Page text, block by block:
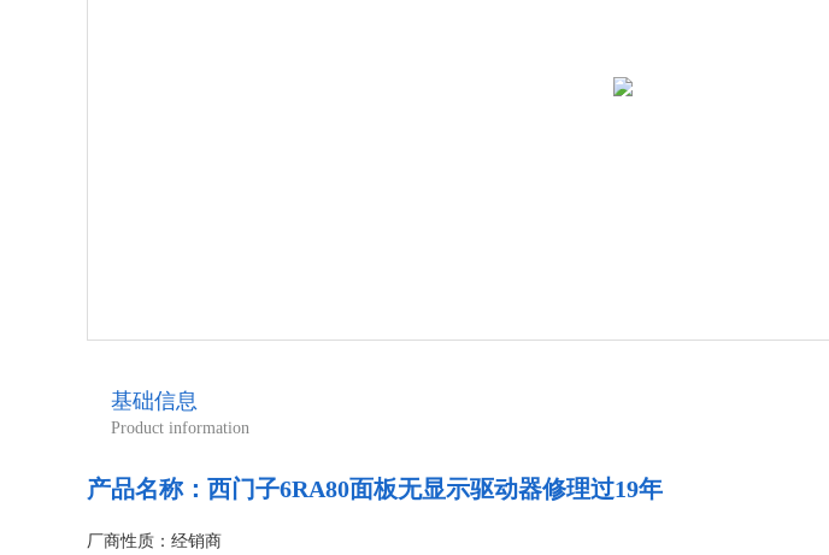
基础信息
Product information
产品名称： 西门子6RA80面板无显示驱动器修理过19年
厂商性质：经销商